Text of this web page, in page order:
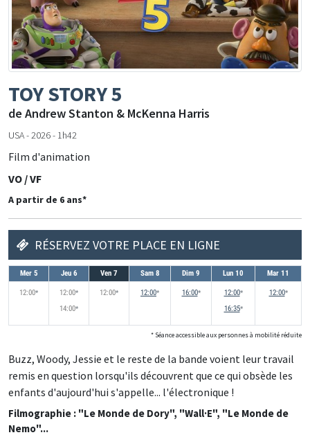
TOY STORY 5
de Andrew Stanton & McKenna Harris
USA - 2026 - 1h42
Film d'animation
VO / VF
A partir de 6 ans*
RÉSERVEZ VOTRE PLACE EN LIGNE
Mer 5 Jeu 6 Ven 7 Sam 8 Dim 9 Lun 10 Mar 11
12:00*accessible aux personnes à mobilité réduites
12:00*accessible aux personnes à mobilité réduites
14:00*accessible aux personnes à mobilité réduites
12:00*accessible aux personnes à mobilité réduites
12:00*accessible aux personnes à mobilité réduites
16:00*accessible aux personnes à mobilité
12:00*accessible aux
16:35*accessible aux
12:00*
* Séance accessible aux personnes à mobilité réduite
Buzz, Woody, Jessie et le reste de la bande voient leur travail
remis en question lorsqu'ils découvrent que ce qui obsède les
enfants d'aujourd'hui s'appelle... l'électronique !
Filmographie : "Le Monde de Dory", "Wall·E", "Le Monde de
Nemo"...